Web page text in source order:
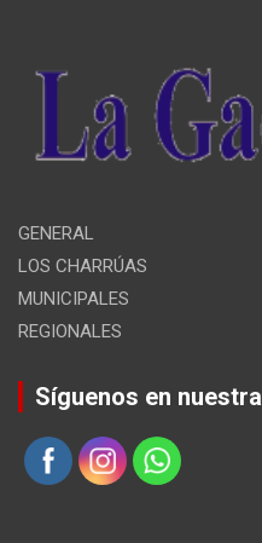
GENERAL
LOS CHARRÚAS
MUNICIPALES
REGIONALES
Síguenos en